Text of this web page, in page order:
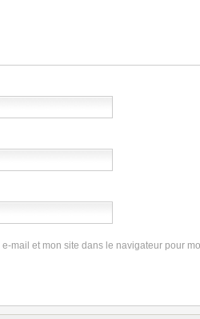
mail et mon site dans le navigateur pour